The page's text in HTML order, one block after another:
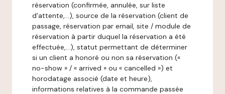
réservation (confirmée, annulée, sur liste
d'attente,…), source de la réservation (client de
passage, réservation par email, site / module de
réservation à partir duquel la réservation a été
effectuée,…), statut permettant de déterminer
si un client a honoré ou non sa réservation («
no-show » / « arrived » ou « cancelled ») et
horodatage associé (date et heure),
informations relatives à la commande passée